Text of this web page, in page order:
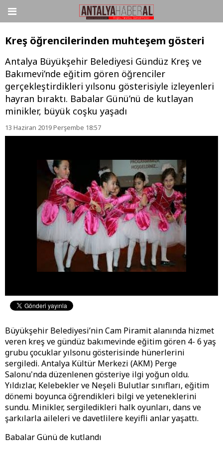
Kreş öğrencilerinden muhteşem gösteri
Antalya Büyükşehir Belediyesi Gündüz Kreş ve
Bakımevi’nde eğitim gören öğrenciler
gerçekleştirdikleri yılsonu gösterisiyle izleyenleri
hayran bıraktı. Babalar Günü’nü de kutlayan
minikler, büyük coşku yaşadı
13 Haziran 2019 Perşembe 18:57
Büyükşehir Belediyesi’nin Cam Piramit alanında hizmet
veren kreş ve gündüz bakımevinde eğitim gören 4- 6 yaş
grubu çocuklar yılsonu gösterisinde hünerlerini
sergiledi. Antalya Kültür Merkezi (AKM) Perge
Salonu'nda düzenlenen gösteriye ilgi yoğun oldu.
Yıldızlar, Kelebekler ve Neşeli Bulutlar sınıfları, eğitim
dönemi boyunca öğrendikleri bilgi ve yeteneklerini
sundu. Minikler, sergiledikleri halk oyunları, dans ve
şarkılarla aileleri ve davetlilere keyifli anlar yaşattı.
Babalar Günü de kutlandı